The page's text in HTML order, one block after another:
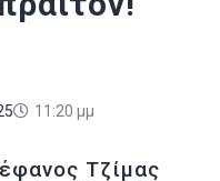
11:20 μμ
Τζίμας